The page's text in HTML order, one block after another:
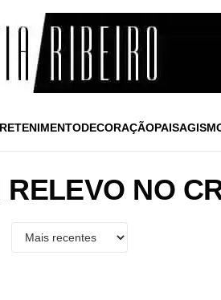
DECORAÇÃO
RELEVO NO